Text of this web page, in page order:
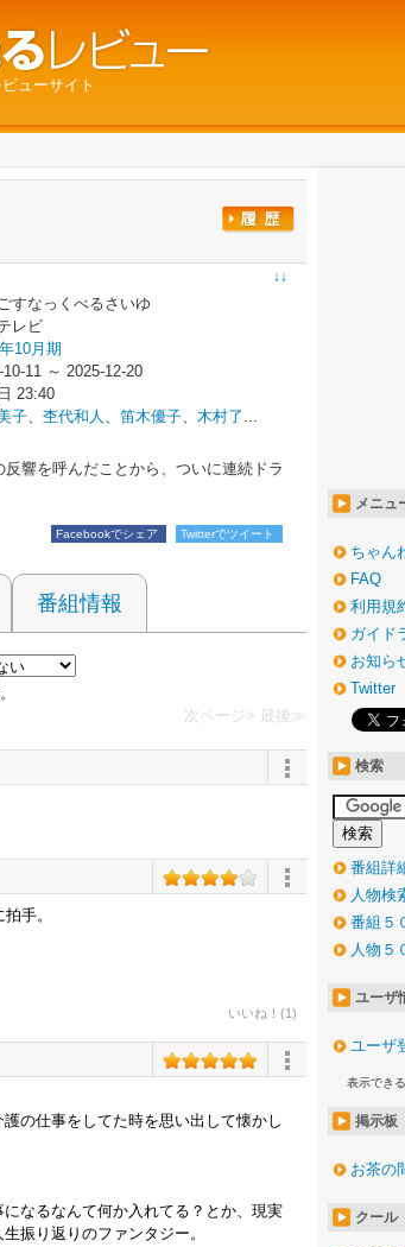
ューサイト
↓↓
すなっくべるさいゆ
レビ
10月期
10-11 ～ 2025-12-20
23:40
子、 杢代和人 、 笛木優子、 木村了 ...
響を呼んだことから、ついに連続ドラ
Facebookでシェア Twitterでツイート
番組情報
次ページ> 最後≫
手。
いいね！(1)
の仕事をしてた時を思い出して懐かし
なるなんて何か入れてる？とか、現実
振り返りのファンタジー。
メニュ
ちゃん
FAQ
利用規
ガイド
お知ら
Twitter
検索
番組詳
人物検
番組５
人物５
ユーザ
ユーザ
表示でき
掲示板
お茶の
クール